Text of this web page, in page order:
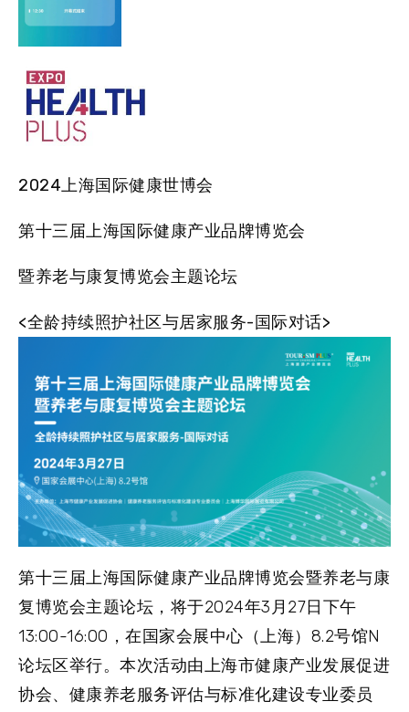
2024上海国际健康世博会
第十三届上海国际健康产业品牌博览会
暨养老与康复博览会主题论坛
<全龄持续照护社区与居家服务-国际对话>
第十三届上海国际健康产业品牌博览会暨养老与康
复博览会主题论坛，将于2024年3月27日下午
13:00-16:00，在国家会展中心（上海）8.2号馆N
论坛区举行。本次活动由上海市健康产业发展促进
协会、健康养老服务评估与标准化建设专业委员